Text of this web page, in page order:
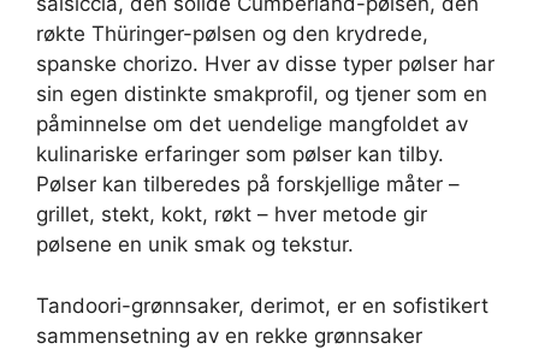
røkte Thüringer-pølsen og den krydrede,
spanske chorizo. Hver av disse typer pølser har
sin egen distinkte smakprofil, og tjener som en
påminnelse om det uendelige mangfoldet av
kulinariske erfaringer som pølser kan tilby.
Pølser kan tilberedes på forskjellige måter –
grillet, stekt, kokt, røkt – hver metode gir
pølsene en unik smak og tekstur.
Tandoori-grønnsaker, derimot, er en sofistikert
sammensetning av en rekke grønnsaker